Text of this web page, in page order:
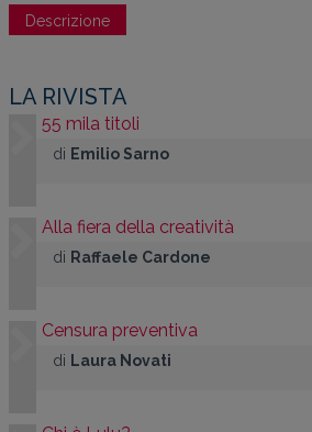
Descrizione
LA RIVISTA
55 mila titoli
di Emilio Sarno
Alla fiera della creatività
di Raffaele Cardone
Censura preventiva
di Laura Novati